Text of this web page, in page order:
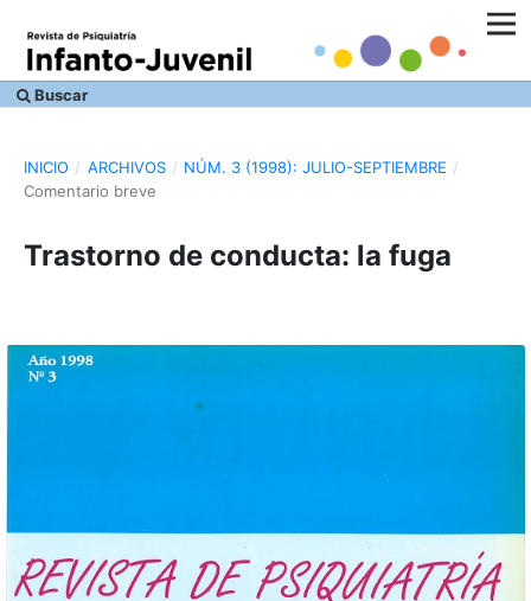
Buscar
INICIO / ARCHIVOS / NÚM. 3 (1998): JULIO-SEPTIEMBRE /
Comentario breve
Trastorno de conducta: la fuga